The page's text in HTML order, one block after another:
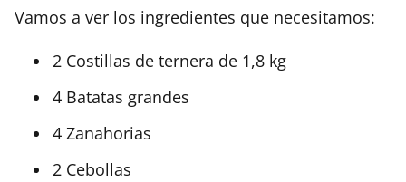
Vamos a ver los ingredientes que necesitamos:
2 Costillas de ternera de 1,8 kg
4 Batatas grandes
4 Zanahorias
2 Cebollas